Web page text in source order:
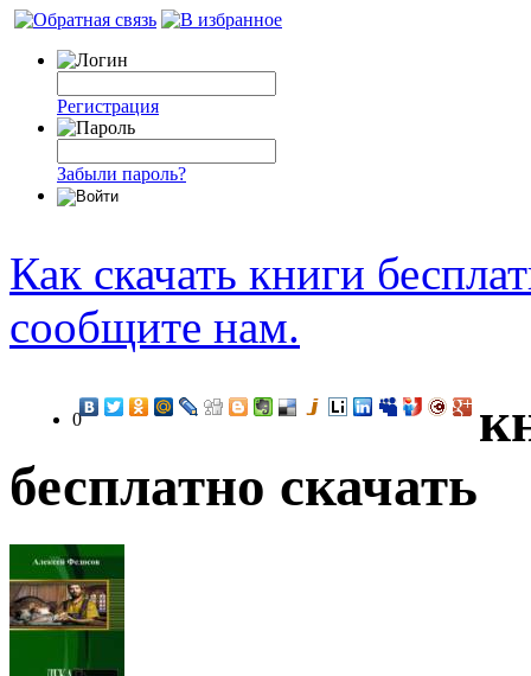
Регистрация
Забыли пароль?
Как скачать книги
сообщите нам.
0
бесплатно скачать